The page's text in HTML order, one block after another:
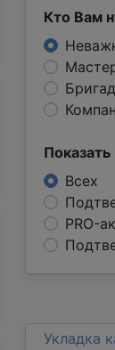
Кто Вам
Показать
Всех
PRO-
Укладка